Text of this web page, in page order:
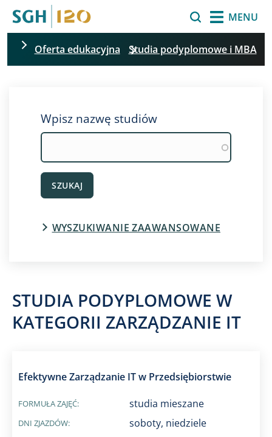
MENU
Oferta edukacyjna Studia podyplomowe i MBA
Wpisz nazwę studiów
SZUKAJ
WYSZUKIWANIE ZAAWANSOWANE
STUDIA PODYPLOMOWE W
KATEGORII ZARZĄDZANIE IT
Efektywne Zarządzanie IT w Przedsiębiorstwie
FORMUŁA ZAJĘĆ: studia mieszane
DNI ZJAZDÓW: soboty, niedziele